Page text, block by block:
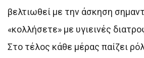
βελτιωθεί με την άσκηση
«κολλήσετε» με υγιεινές
Στο τέλος κάθε μέρας παίζει